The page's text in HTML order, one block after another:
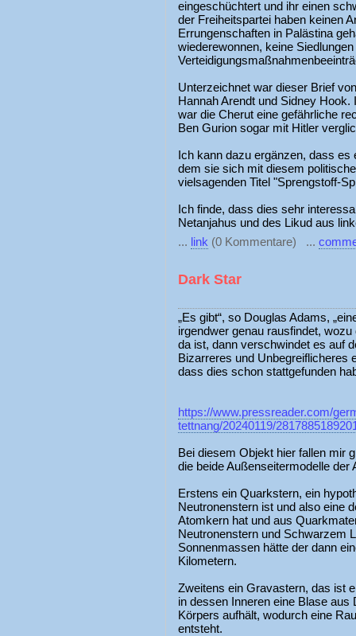
eingeschüchtert und ihr einen
der Freiheitspartei haben keinen
Errungenschaften in Palästina
wiederewonnen, keine
Unterzeichnet war dieser Brief
Hannah Arendt und Sidney
war die Cherut eine gefährliche
Ben Gurion sogar mit Hitler
Ich kann dazu ergänzen, dass es
dem sie sich mit diesem
vielsagenden Titel "Sprengstoff-
Ich finde, dass dies sehr
Netanjahus und des Likud aus
... link (0 Kommentare) ...
Dark Star
„Es gibt“, so Douglas Adams,
irgendwer genau rausfindet,
da ist, dann verschwindet es auf
Bizarreres und Unbegreiflicheres
dass dies schon stattgefunden
https://www.pressreader.com/
tettnang/20240119/
Bei diesem Objekt hier fallen mir
die beide Außenseitermodelle der
Erstens ein Quarkstern, ein
Neutronenstern ist und also eine
Atomkern hat und aus
Neutronenstern und Schwarzem
Sonnenmassen hätte der dann
Kilometern.
Zweitens ein Gravastern, das ist
in dessen Inneren eine Blase
Körpers aufhält, wodurch eine
entsteht.